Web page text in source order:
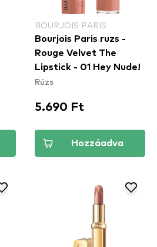
BOURJOIS PARIS
Bourjois Paris ruzs -
Rouge Velvet The
Lipstick - 01 Hey Nude!
Rúzs
5.690 Ft
Hozzáadva